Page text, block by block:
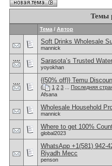
Темы
Тема / Автор
Soft Drinks Wholesale
mannick
Sarasota’s Trusted
yoyokhan
{{50% off}} Temu
( 1 2 3 Последняя
Afsana
Wholesale Household
mannick
Where to get 100%
global2023
WhatsApp +1(581) 942-
Riyadh Mecc
penson